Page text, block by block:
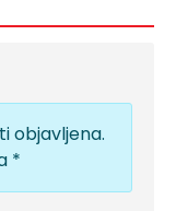
objavljena.
*